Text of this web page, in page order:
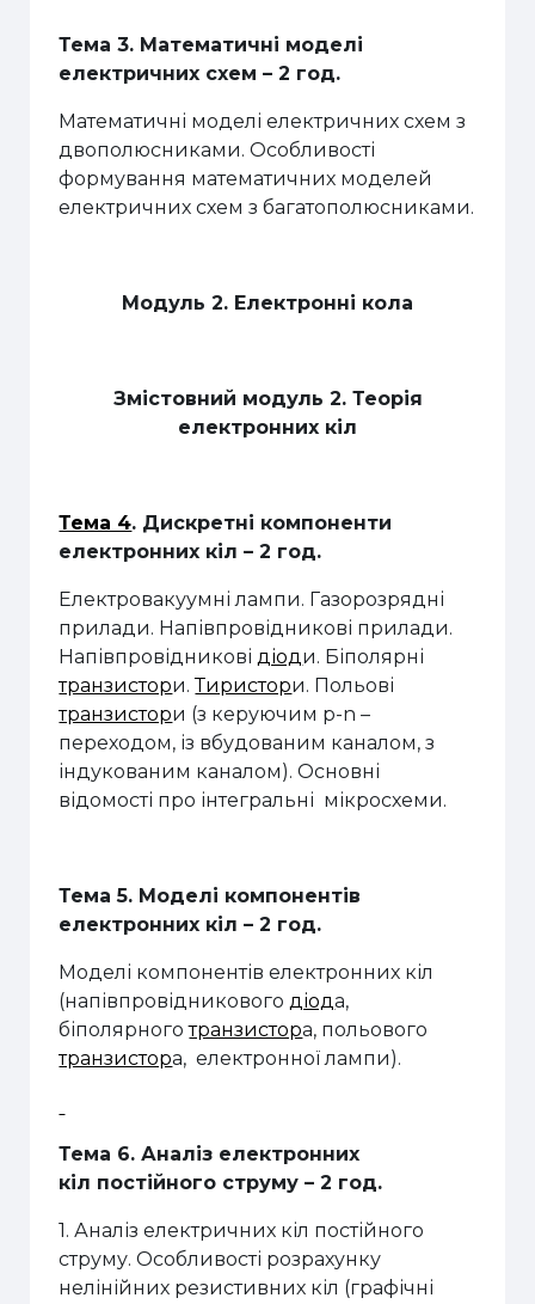
Тема 3. Математичні моделі
електричних схем –2 год.
Математичні моделі електричних схем з
двополюсниками.Особливості
формування математичних моделей
електричних схем з багатополюсниками.
Модуль 2. Електронні кола
Змістовний модуль 2. Теорія
електронних кіл
Тема 4. Дискретні компоненти
електронних кіл– 2 год.
Електровакуумні лампи. Газорозрядні
прилади. Напівпровідникові прилади.
Напівпровідникові діод и. Біполярні
транзистори.Тиристори. Польові
транзистори (з керуючим p-n –
переходом, із вбудованим каналом, з
індукованим каналом). Основні
відомості про інтегральні мікросхеми.
Тема 5. Моделі компонентів
електронних кіл – 2 год.
Моделі компонентів електронних кіл
(напівпровідникового діода,
біполярноготранзистора, польового
транзистора, електронної лампи).
Тема 6. Аналіз електронних
кіл постійного струму – 2 год.
1. Аналіз електричних кіл постійного
струму. Особливості розрахунку
нелінійних резистивних кіл (графічні